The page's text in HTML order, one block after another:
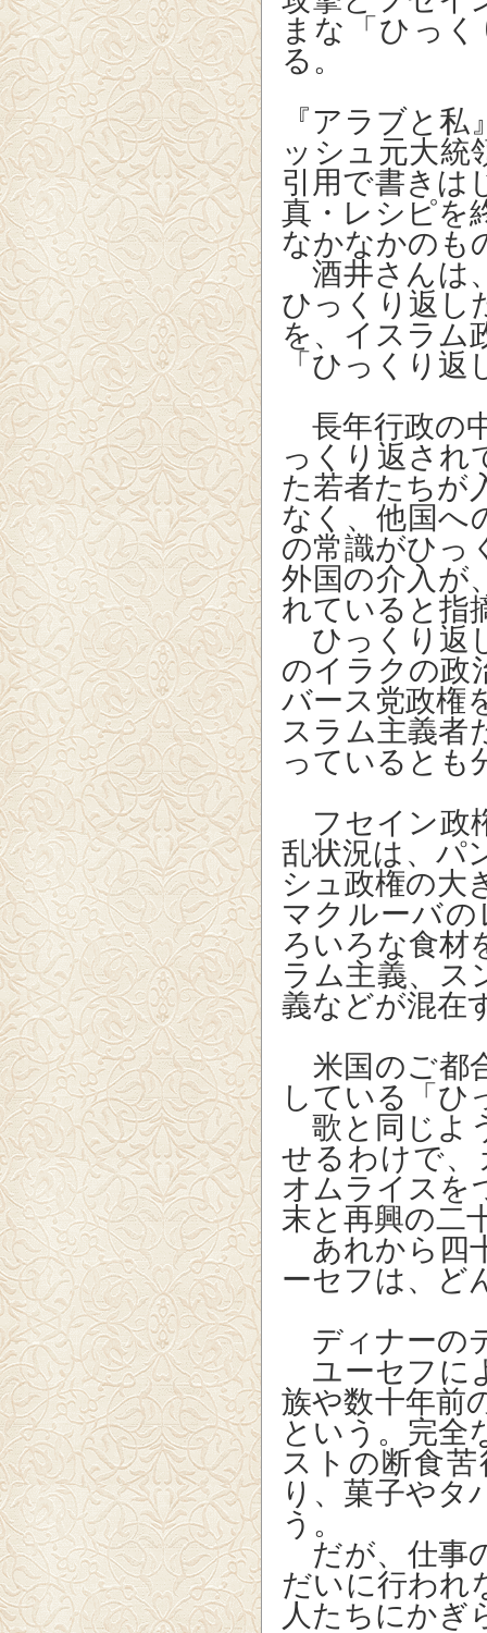
まな「ひっ
る。
『アラブと
ッシュ元大統
引用で書きは
真・レシピを
なかなかのも
酒井さんは
ひっくり返し
を、イスラム
「ひっくり
長年行政の
っくり返され
た若者たちが
なく、他国へ
の常識がひっ
外国の介入が
れていると指
ひっくり返
のイラクの政
バース党政権
スラム主義者
っているとも
フセイン政
乱状況は、パ
シュ政権の大
マクルーバ
ろいろな食材
ラム主義、ス
義などが混在
米国のご都
している「ひ
歌と同じよ
せるわけで
オムライスを
末と再興の二
あれから四
ーセフは、ど
ディナーの
ユーセフに
族や数十年前
という。完全
ストの断食
り、菓子やタ
う。
だが、仕事
だいに行われ
人たちにかぎ